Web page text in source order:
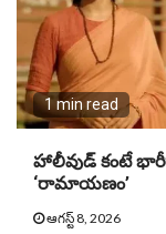
1 min read
హాలీవుడ్ కంటే
‘రామాయణం’
ఆగస్ట్ 8, 2026